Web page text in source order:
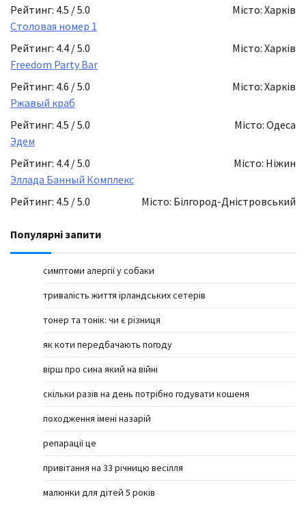
Рейтинг: 4.5 / 5.0
Місто: Харків
Столовая номер 1
Рейтинг: 4.4 / 5.0
Місто: Харків
Freedom Party Bar
Рейтинг: 4.6 / 5.0
Місто: Харків
Ржавый краб
Рейтинг: 4.5 / 5.0
Місто: Одеса
Эдем
Рейтинг: 4.4 / 5.0
Місто: Ніжин
Эллада Банный Комплекс
Рейтинг: 4.5 / 5.0
Місто: Білгород-Дністровський
Популярні запити
симптоми алергії у собаки
тривалість життя ірландських сетерів
тонер та тонік: чи є різниця
як коти передбачають погоду
вірш про сина який на війні
скільки разів на день потрібно годувати кошеня
походження імені назарій
репарації це
привітання на 33 річницю весілля
малюнки для дітей 5 років